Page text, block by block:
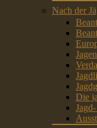
Nach der
Die